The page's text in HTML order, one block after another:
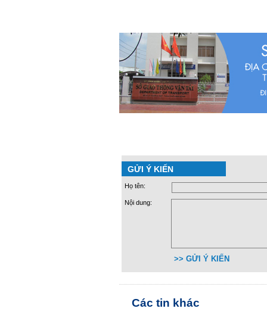
GỬI Ý KIẾN
Họ tên:
Nội dung:
>> GỬI Ý KIẾN
Các tin khác